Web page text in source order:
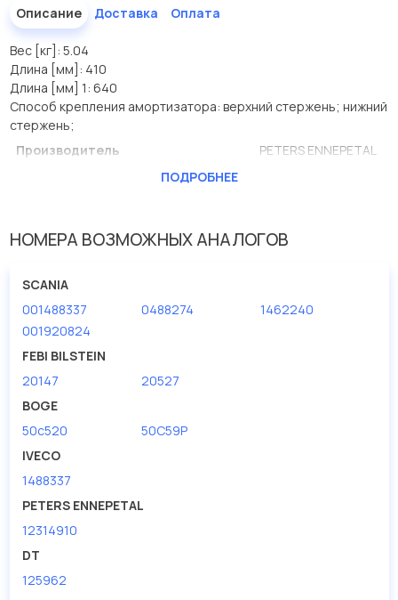
Описание Доставка Оплата
Вес [кг]: 5.04
Длина [мм]: 410
Длина [мм] 1: 640
Способ крепления амортизатора: верхний стержень; нижний
стержень;
Производитель
PETERS ENNEPETAL
Длина [мм] 1
640
ПОДРОБНЕЕ
НОМЕРА ВОЗМОЖНЫХ АНАЛОГОВ
SCANIA
001488337
0488274
1462240
001920824
FEBI BILSTEIN
20147
20527
BOGE
50c520
50C59P
IVECO
1488337
PETERS ENNEPETAL
12314910
DT
125962